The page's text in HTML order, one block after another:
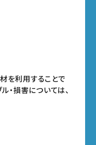
を利用することで
・損害については、